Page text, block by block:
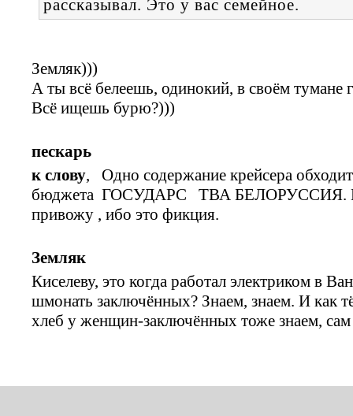
рассказывал. Это у вас семейное.
Земляк)))
А ты всё белеешь, одинокий, в своём тумане
Всё ищешь бурю?)))
пескарь
к слову, Одно содержание крейсера
бюджета ГОСУДАРС ТВА БЕЛОРУССИЯ.
привожу , ибо это фикция.
Земляк
Киселеву, это когда работал электриком в
шмонать заключённых? Знаем, знаем. И как
хлеб у женщин-заключённых тоже знаем, сам